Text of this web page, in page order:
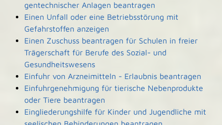
gentechnischer Anlagen beantragen
Einen Unfall oder eine Betriebsstörung mit
Gefahrstoffen anzeigen
Einen Zuschuss beantragen für Schulen in freier
Trägerschaft für Berufe des Sozial- und
Gesundheitswesens
Einfuhr von Arzneimitteln - Erlaubnis beantragen
Einfuhrgenehmigung für tierische Nebenprodukte
oder Tiere beantragen
Eingliederungshilfe für Kinder und Jugendliche mit